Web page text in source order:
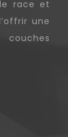
race et
une